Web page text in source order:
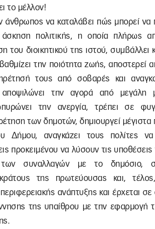
το μέλλον!
να καταλάβει πώς μπορεί να
πολιτικής, η οποία πλήρως
του διοικητικού της ιστού, συμβάλλει
την ποιότητα ζωής, αποστερεί
τους από σοβαρές και
αποψιλώνει την αγορά από μεγάλη
την ανεργία, τρέπει σε
των δημοτών, δημιουργεί
Δήμου, αναγκάζει τους πολίτες
προκειμένου να λύσουν τις
συναλλαγών με το δημόσιο,
κράτους της πρωτεύουσας και,
ανάπτυξης και έρχεται
της υπαίθρου με την εφαρμογή